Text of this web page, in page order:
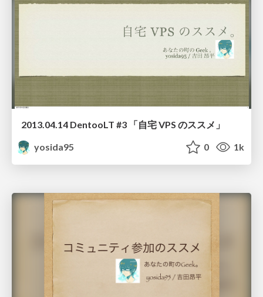
2013.04.14 DentooLT #3 「自宅 VPS のススメ」
yosida95
0 1k